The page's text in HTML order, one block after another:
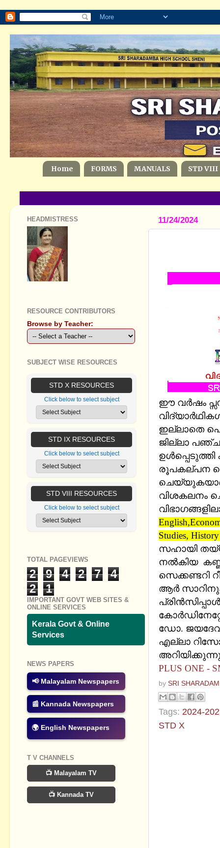
Home FORMS MANUALS STD VIII
11/24/2024
ഈ വര്‍ഷം
ഇല്ലാതെ
ജില്ലാ
രൂപകല്പന
വിശകലനം
Studies,
സഹായി
നല്‍കിയ
സെക്കണ്ടറി
ആര്‍
ഡോ.
എല്ലാ
PLUS ONE -
by SRI
Tags: 2024-
STD X
HEADMISTRESS
RESOURCE CONTRIBUTORS
Browse by Teacher:
SUBJECT WISE RESOURCES
STD X RESOURCES
Click below to select subject
STD IX RESOURCES
Click below to select subject
STD VIII RESOURCES
Click below to select subject
TOTAL PAGEVIEWS
2 9 4 2 7
4
2
1
IMPORTANT GOVT WEB SITES &
ONLINE SERVICES
Kerala Govt & Online
Services
NEWS PAPERS
📢 Malayalam Newspapers
📰 Kannada Newspapers
🌍 English Newspapers
T V CHANNELS
📺 Malayalam TV
📺 Kannada TV